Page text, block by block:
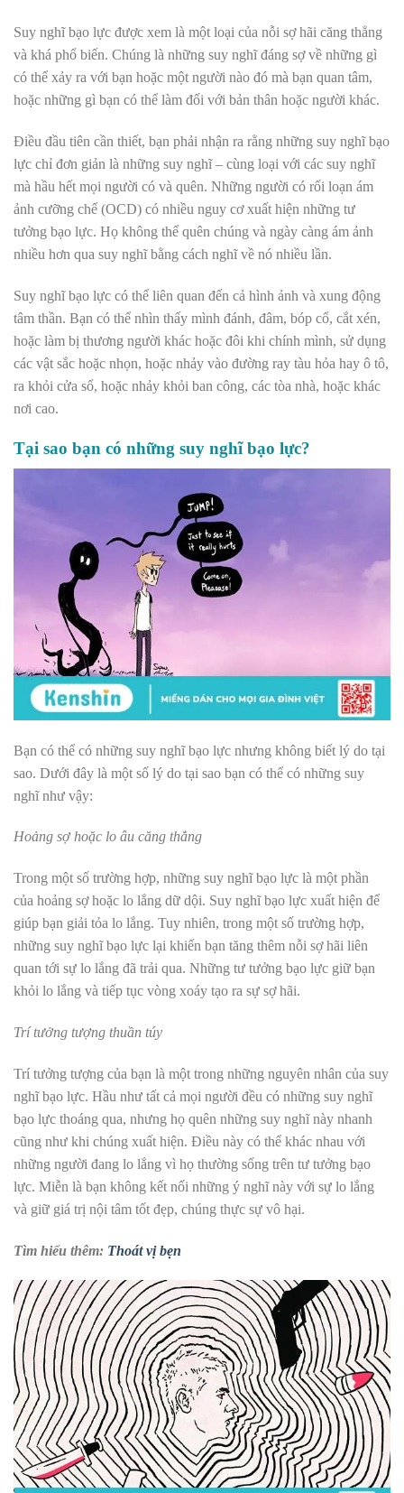
Suy nghĩ bạo lực được xem là một loại của nỗi sợ hãi căng thẳng
và khá phổ biến. Chúng là những suy nghĩ đáng sợ về những gì
có thể xảy ra với bạn hoặc một người nào đó mà bạn quan tâm,
hoặc những gì bạn có thể làm đối với bản thân hoặc người khác.
Điều đầu tiên cần thiết, bạn phải nhận ra rằng những suy nghĩ bạo
lực chỉ đơn giản là những suy nghĩ – cùng loại với các suy nghĩ
mà hầu hết mọi người có và quên. Những người có rối loạn ám
ảnh cưỡng chế (OCD) có nhiều nguy cơ xuất hiện những tư
tưởng bạo lực. Họ không thể quên chúng và ngày càng ám ảnh
nhiều hơn qua suy nghĩ bằng cách nghĩ về nó nhiều lần.
Suy nghĩ bạo lực có thể liên quan đến cả hình ảnh và xung động
tâm thần. Bạn có thể nhìn thấy mình đánh, đâm, bóp cổ, cắt xén,
hoặc làm bị thương người khác hoặc đôi khi chính mình, sử dụng
các vật sắc hoặc nhọn, hoặc nhảy vào đường ray tàu hỏa hay ô tô,
ra khỏi cửa sổ, hoặc nhảy khỏi ban công, các tòa nhà, hoặc khác
nơi cao.
Tại sao bạn có những suy nghĩ bạo lực?
Bạn có thể có những suy nghĩ bạo lực nhưng không biết lý do tại
sao. Dưới đây là một số lý do tại sao bạn có thể có những suy
nghĩ như vậy:
Hoảng sợ hoặc lo âu căng thẳng
Trong một số trường hợp, những suy nghĩ bạo lực là một phần
của hoảng sợ hoặc lo lắng dữ dội. Suy nghĩ bạo lực xuất hiện để
giúp bạn giải tỏa lo lắng. Tuy nhiên, trong một số trường hợp,
những suy nghĩ bạo lực lại khiến bạn tăng thêm nỗi sợ hãi liên
quan tới sự lo lắng đã trải qua. Những tư tưởng bạo lực giữ bạn
khỏi lo lắng và tiếp tục vòng xoáy tạo ra sự sợ hãi.
Trí tưởng tượng thuần túy
Trí tưởng tượng của bạn là một trong những nguyên nhân của suy
nghĩ bạo lực. Hầu như tất cả mọi người đều có những suy nghĩ
bạo lực thoáng qua, nhưng họ quên những suy nghĩ này nhanh
cũng như khi chúng xuất hiện. Điều này có thể khác nhau với
những người đang lo lắng vì họ thường sống trên tư tưởng bạo
lực. Miễn là bạn không kết nối những ý nghĩ này với sự lo lắng
và giữ giá trị nội tâm tốt đẹp, chúng thực sự vô hại.
Tìm hiểu thêm: Thoát vị bẹn